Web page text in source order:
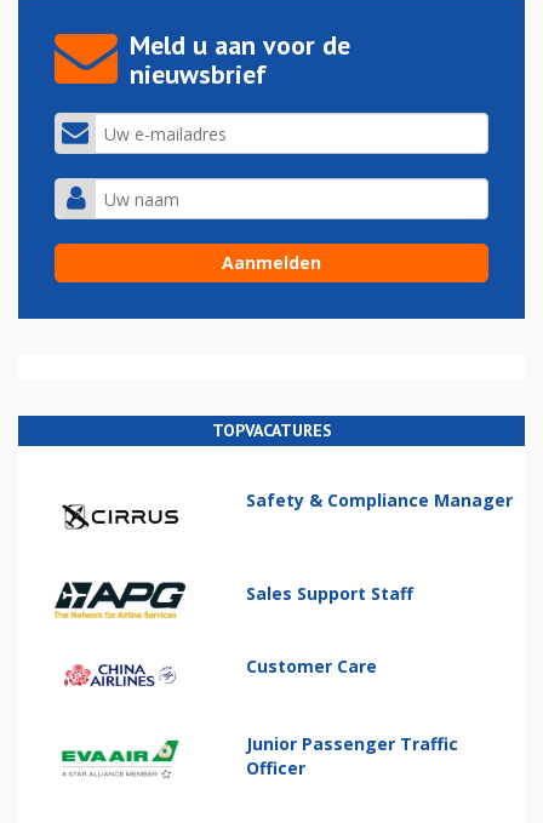
Meld u aan voor de
nieuwsbrief
TOPVACATURES
Safety & Compliance Manager
Sales Support Staff
Customer Care
Junior Passenger Traffic
Officer